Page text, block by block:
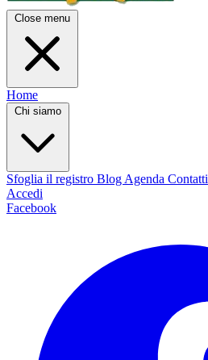
Close menu
Home
Chi siamo
Sfoglia il registro Blog Agenda Contatti
Accedi
Facebook